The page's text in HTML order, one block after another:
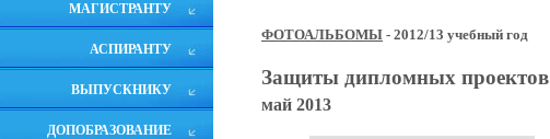
МАГИСТРАНТУ
АСПИРАНТУ
ВЫПУСКНИКУ
ДОПОБРАЗОВАНИЕ
ФОТОАЛЬБОМЫ - 2012/13 учебный год
Защиты дипломных проектов
май 2013